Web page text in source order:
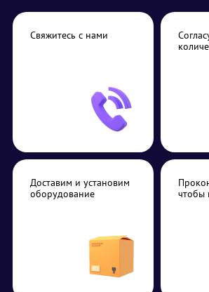
Свяжитесь с нами
Доставим и установим
оборудование
чтобы